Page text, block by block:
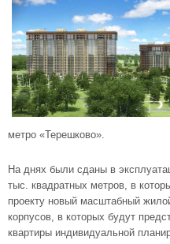
метро «Терешково».
На днях были сданы в
тыс. квадратных метров, в
проекту новый масштабный
корпусов, в которых будут
квартиры индивидуальной